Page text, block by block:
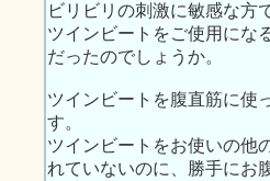
ビリビリの刺激に敏感な方
ツインビートをご使用にな
だったのでしょうか。
ツインビートを腹直筋に使
す。
ツインビートをお使いの他
れていないのに、勝手にお